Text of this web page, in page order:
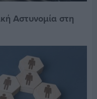
Αστυνομία στη